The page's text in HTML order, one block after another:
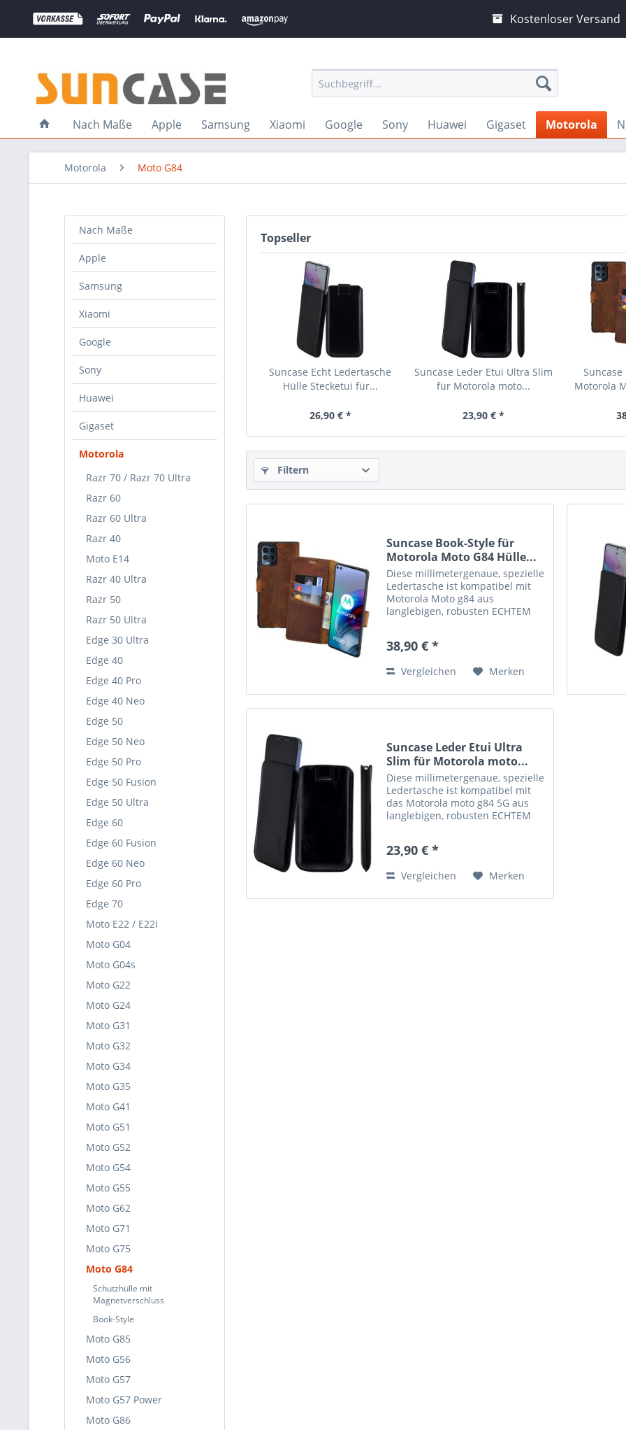
Kostenloser Versand
Nach Maße Apple Samsung Xiaomi Google Sony Huawei Gigaset Motorola
Motorola Moto G84
Nach Maße
Apple
Samsung
Xiaomi
Google
Sony
Huawei
Gigaset
Motorola
Razr 70 / Razr 70 Ultra
Razr 60
Razr 60 Ultra
Razr 40
Moto E14
Razr 40 Ultra
Razr 50
Razr 50 Ultra
Edge 30 Ultra
Edge 40
Edge 40 Pro
Edge 40 Neo
Edge 50
Edge 50 Neo
Edge 50 Pro
Edge 50 Fusion
Edge 50 Ultra
Edge 60
Edge 60 Fusion
Edge 60 Neo
Edge 60 Pro
Edge 70
Moto E22 / E22i
Moto G04
Moto G04s
Moto G22
Moto G24
Moto G31
Moto G32
Moto G34
Moto G35
Moto G41
Moto G51
Moto G52
Moto G54
Moto G55
Moto G62
Moto G71
Moto G75
Moto G84
Schutzhülle mit
Magnetverschluss
Book-Style
Moto G85
Moto G56
Moto G57
Moto G57 Power
Moto G86
Topseller
Suncase Echt Ledertasche
Hülle Stecketui für...
26,90 € *
Suncase Leder Etui Ultra Slim
für Motorola moto...
23,90 € *
Motorola
Filtern
Suncase Book-Style für
Motorola Moto G84 Hülle...
Diese millimetergenaue, spezielle
Ledertasche ist kompatibel mit
Motorola Moto g84 aus
langlebigen, robusten ECHTEM
einfach öffnen und schließen.
38,90 € *
Vergleichen Merken
Suncase Leder Etui Ultra
Slim für Motorola moto...
Diese millimetergenaue, spezielle
Ledertasche ist kompatibel mit
das Motorola moto g84 5G aus
langlebigen, robusten ECHTEM
Suncase ist handverarbeitet und
23,90 € *
Vergleichen Merken